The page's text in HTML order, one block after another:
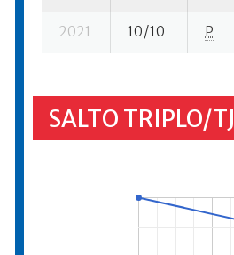
2021 10/10 P
SALTO TRIPLO/TJ